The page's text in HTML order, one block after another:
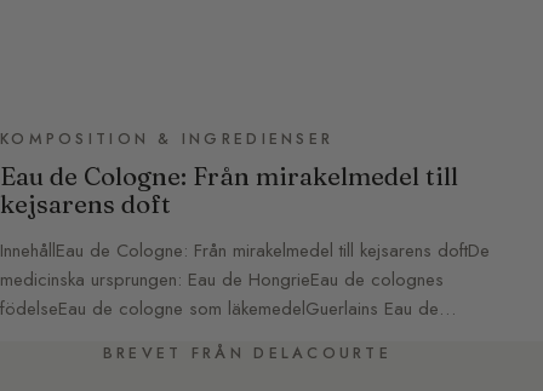
KOMPOSITION & INGREDIENSER
Eau de Cologne: Från mirakelmedel till
kejsarens doft
InnehållEau de Cologne: Från mirakelmedel till kejsarens doftDe
medicinska ursprungen: Eau de HongrieEau de colognes
födelseEau de cologne som läkemedelGuerlains Eau de…
BREVET FRÅN DELACOURTE